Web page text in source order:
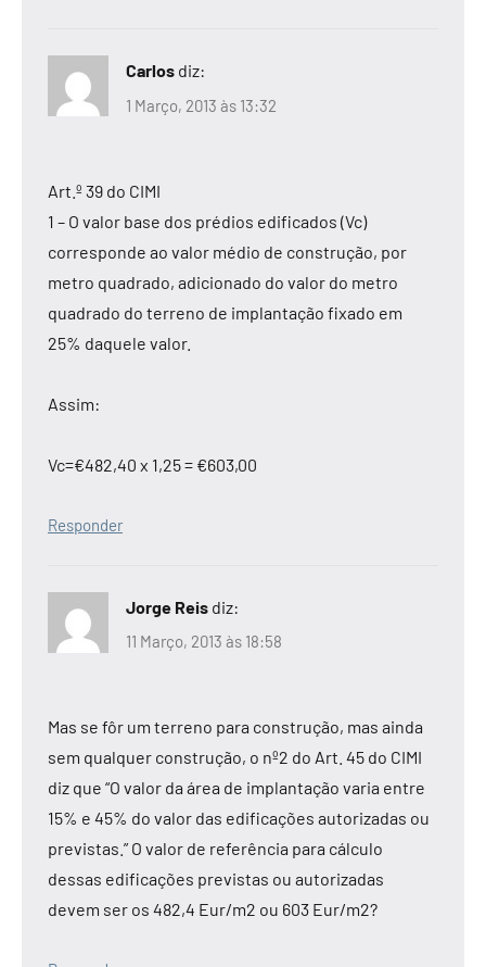
Carlos diz:
1 Março, 2013 às 13:32
Art.º 39 do CIMI
1 – O valor base dos prédios edificados (Vc)
corresponde ao valor médio de construção, por
metro quadrado, adicionado do valor do metro
quadrado do terreno de implantação fixado em
25% daquele valor.
Assim:
Vc=€482,40 x 1,25 = €603,00
Responder
Jorge Reis diz:
11 Março, 2013 às 18:58
Mas se fôr um terreno para construção, mas ainda
sem qualquer construção, o nº2 do Art. 45 do CIMI
diz que “O valor da área de implantação varia entre
15% e 45% do valor das edificações autorizadas ou
previstas.” O valor de referência para cálculo
dessas edificações previstas ou autorizadas
devem ser os 482,4 Eur/m2 ou 603 Eur/m2?